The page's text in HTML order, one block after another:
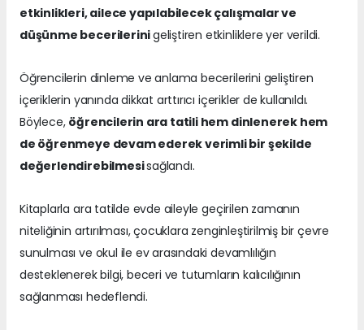
etkinlikleri, ailece yapılabilecek çalışmalar ve
düşünme becerilerinigeliştiren etkinliklere yer verildi.
Öğrencilerin dinleme ve anlama becerilerini geliştiren
içeriklerin yanında dikkat arttırıcı içerikler de kullanıldı.
Böylece, öğrencilerin ara tatili hem dinlenerek hem
de öğrenmeye devam ederek verimli bir şekilde
değerlendirebilmesisağlandı.
Kitaplarla ara tatilde evde aileyle geçirilen zamanın
niteliğinin artırılması, çocuklara zenginleştirilmiş bir çevre
sunulması ve okul ile ev arasındaki devamlılığın
desteklenerek bilgi, beceri ve tutumların kalıcılığının
sağlanması hedeflendi.